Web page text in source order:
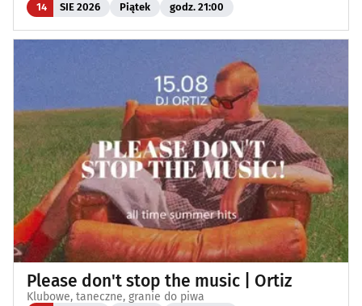
14 SIE 2026 Piątek godz. 21:00
Please don't stop the music | Ortiz
Klubowe, taneczne, granie do piwa